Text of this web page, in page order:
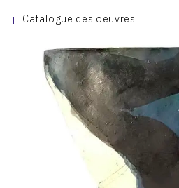
Catalogue des oeuvres